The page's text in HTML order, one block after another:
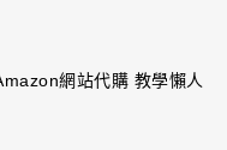
網站代購 教學懶人